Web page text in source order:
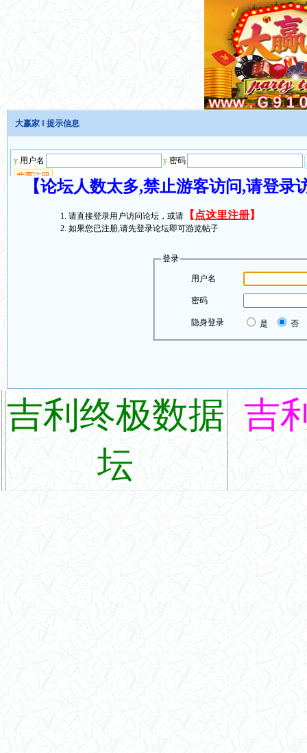
大赢家 ‖ 提示信息
【论坛人数太多,禁止游客访问,请登
请直接登录用户访问论坛，或请 【 点这里注册】
如果您已注册,请先登录论坛即可游览帖子
登录
用户名
密码
隐身登录 是 否
吉利终极数据
坛
吉